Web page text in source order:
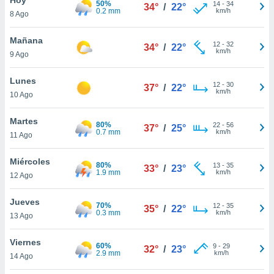
en
más
nuestra
de
cookies
aceptar
8 Ago
50%
0.2 mm
34° / 22° 14- 34
km/h
Mañana
9 Ago
34° / 22° 12- 32
km/h
Lunes
10 Ago
37° / 22° 12- 30
km/h
Martes
11 Ago
80%
0.7 mm
37° / 25° 22- 56
km/h
Miércoles
12 Ago
80%
1.9 mm
33° / 23° 13- 35
km/h
Jueves
13 Ago
70%
0.3 mm
35° / 22° 12- 35
km/h
Viernes
14 Ago
60%
2.9 mm
32° / 23° 9- 29
km/h